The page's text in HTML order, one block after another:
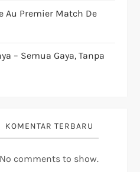
Au Premier Match De
– Semua Gaya, Tanpa
KOMENTAR TERBARU
No comments to show.